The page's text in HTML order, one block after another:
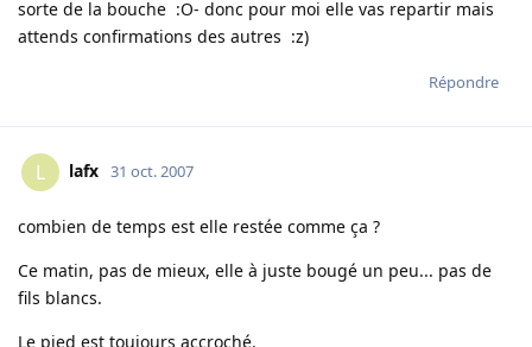
sorte de la bouche :O- donc pour moi elle vas repartir mais
attends confirmations des autres :z)
Répondre
L lafx 31 oct. 2007
combien de temps est elle restée comme ça ?
Ce matin, pas de mieux, elle à juste bougé un peu... pas de
fils blancs.
Le pied est toujours accroché.